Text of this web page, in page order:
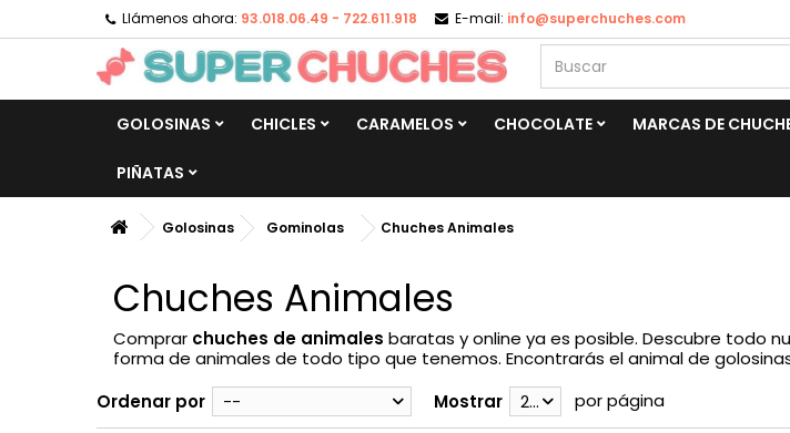
Llámenos ahora: 93.018.06.49 - 722.611.918 E-mail: info@superchuches.com
GOLOSINAS CHICLES CARAMELOS CHOCOLATE MARCAS DE
PIÑATAS
Golosinas Gominolas Chuches Animales
Chuches Animales
Comprar chuches de animales baratas y online ya es posible. Descubre todo
forma de animales de todo tipo que tenemos. Encontrarás el animal de
Ordenar por
-- Mostrar 28 por página